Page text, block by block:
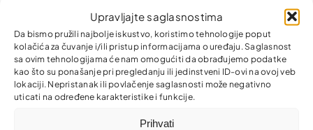
Upravljajte saglasnostima
Da bismo pružili najbolje iskustvo, koristimo tehnologije poput
kolačića za čuvanje i/ili pristup informacijama o uređaju. Saglasnost
sa ovim tehnologijama će nam omogućiti da obrađujemo podatke
kao što su ponašanje pri pregledanju ili jedinstveni ID-ovi na ovoj veb
lokaciji. Nepristanak ili povlačenje saglasnosti može negativno
uticati na određene karakteristike i funkcije.
Prihvati
Zajedno za ljepšu i uredniju zajednicu!